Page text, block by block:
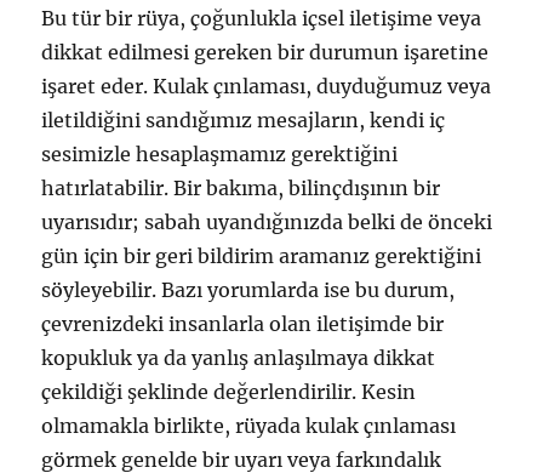
Bu tür bir rüya, çoğunlukla içsel iletişime veya
dikkat edilmesi gereken bir durumun işaretine
işaret eder. Kulak çınlaması, duyduğumuz veya
iletildiğini sandığımız mesajların, kendi iç
sesimizle hesaplaşmamız gerektiğini
hatırlatabilir. Bir bakıma, bilinçdışının bir
uyarısıdır; sabah uyandığınızda belki de önceki
gün için bir geri bildirim aramanız gerektiğini
söyleyebilir. Bazı yorumlarda ise bu durum,
çevrenizdeki insanlarla olan iletişimde bir
kopukluk ya da yanlış anlaşılmaya dikkat
çekildiği şeklinde değerlendirilir. Kesin
olmamakla birlikte, rüyada kulak çınlaması
görmek genelde bir uyarı veya farkındalık